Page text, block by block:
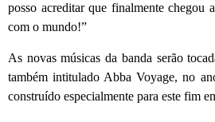
posso acreditar que finalmente chegou
com o mundo!”
As novas músicas da banda serão
também intitulado Abba Voyage, no
construído especialmente para este fim